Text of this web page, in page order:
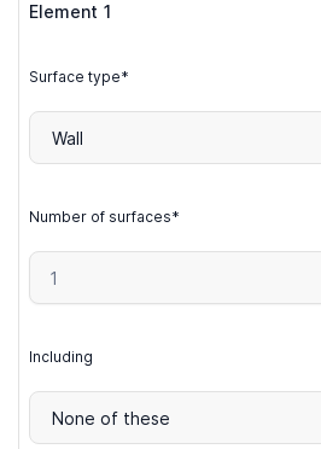
Element 1
Surface type*
Wall
Number of surfaces*
Including
None of these